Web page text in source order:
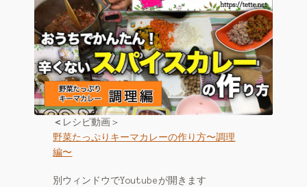
＜ レシピ動画＞
野菜たっぷりキーマカレーの作り方〜調理
編〜
別ウィンドウでYoutubeが開きます